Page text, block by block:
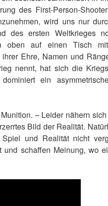
des First-Person-
wird uns nur
des ersten Weltkrieges
oben auf einen Tisch
Ehre, Namen und
nennt, hat sich die
ein
– Leider nähern
Bild der Realität.
und Realität nicht
und schaffen Meinung, wo